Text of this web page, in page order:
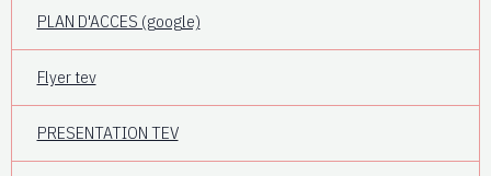
PLAN D'ACCES (google)
Flyer tev
PRESENTATION TEV